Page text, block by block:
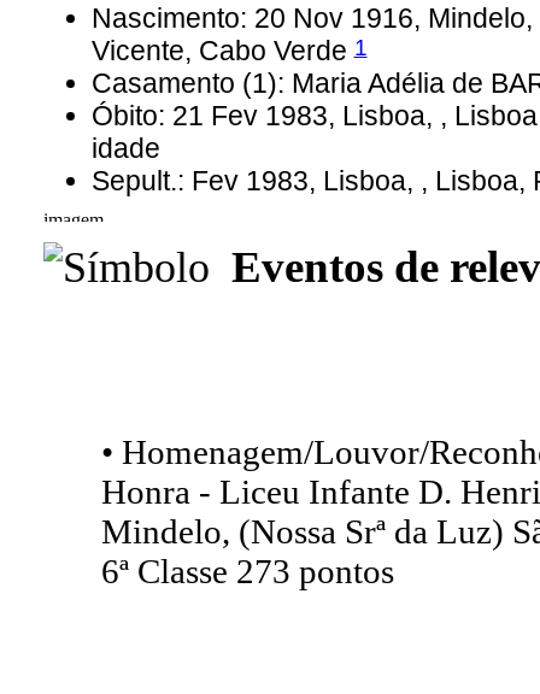
Nascimento: 20 Nov 1916,
Vicente, Cabo Verde1
Casamento (1): Maria Adélia de
Óbito: 21 Fev 1983, Lisboa, ,
idade
Sepult.: Fev 1983, Lisboa, , Lisboa,
Eventos de
• Homenagem/Louvor/
Honra - Liceu Infante D.
Mindelo, (Nossa Srª da Luz)
6ª Classe 273 pontos